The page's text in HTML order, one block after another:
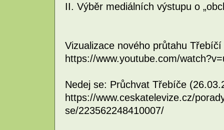
II. Výběr mediálních výstupu o
Vizualizace nového průtahu
https://www.youtube.com/
Nedej se: Průchvat Třebíče
https://www.ceskatelevize.cz/
se/223562248410007/